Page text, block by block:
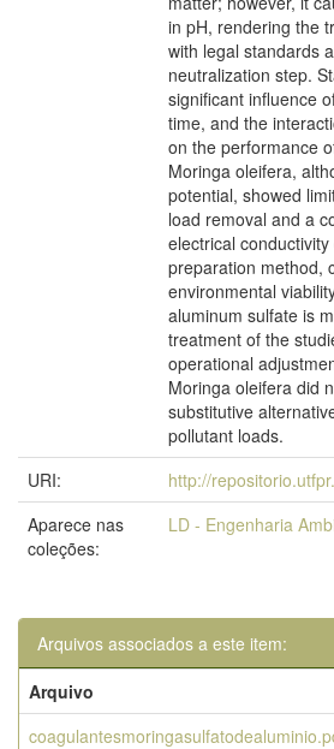
in pH, rendering the
with legal standards
neutralization step.
significant influence
time, and the
on the performance
Moringa oleifera,
potential, showed
load removal and a
electrical
preparation method,
environmental
aluminum sulfate is
treatment of the
operational
Moringa oleifera did
substitutive
pollutant loads.
URI:
http://
Aparece nas
coleções:
LD - Engenharia
Arquivos associados a este item:
Arquivo